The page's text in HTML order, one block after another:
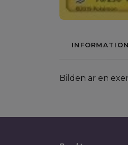
INFORMATION
Bilden är en